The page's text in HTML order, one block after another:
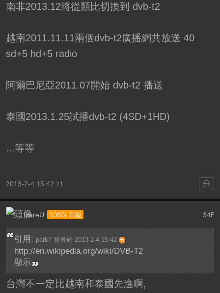
南非2013.12將從類比切換到 dvb-t2
越南2011.11.11兩個dvb-t2廣播網共放送 40
sd+5 hd+5 radio
阿爾巴尼亞2011.07開始 dvb-t2 播送
泰國2013.1.25試播dvb-t2 (4SD+1HD)
...等等
2013-2-4 15:42:11
34F
IcareU 1080i 高級
引用: park7 發表於 2013-2-4 15:42
http://en.wikipedia.org/wiki/DVB-T2
顯示
台灣不一定比越南和泰國先進啊,